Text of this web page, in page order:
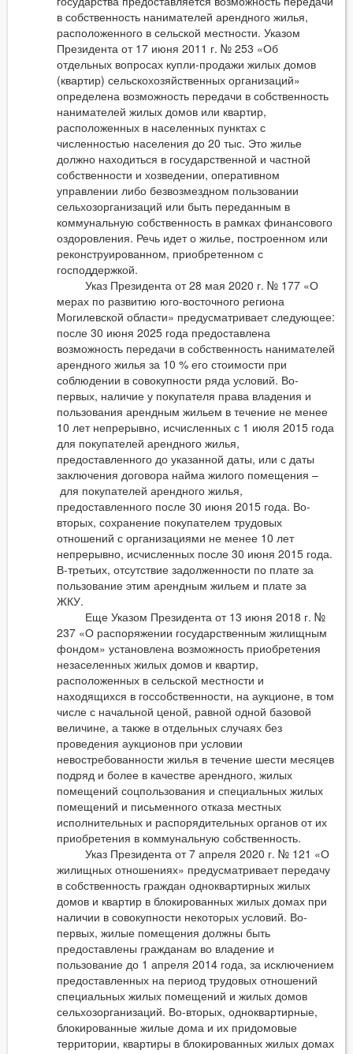
в собственность нанимателей арендного жилья,
расположенного в сельской местности. Указом
Президента от 17 июня 2011 г. № 253 «Об
отдельных вопросах купли-продажи жилых домов
(квартир) сельскохозяйственных организаций»
определена возможность передачи в собственность
нанимателей жилых домов или квартир,
расположенных в населенных пунктах с
численностью населения до 20 тыс. Это жилье
должно находиться в государственной и частной
собственности и хозведении, оперативном
управлении либо безвозмездном пользовании
сельхозорганизаций или быть переданным в
коммунальную собственность в рамках финансового
оздоровления. Речь идет о жилье, построенном или
реконструированном, приобретенном с
господдержкой.
Указ Президента от 28 мая 2020 г. № 177 «О
мерах по развитию юго-восточного региона
Могилевской области» предусматривает следующее:
после 30 июня 2025 года предоставлена
возможность передачи в собственность нанимателей
арендного жилья за 10 % его стоимости при
соблюдении в совокупности ряда условий. Во-
первых, наличие у покупателя права владения и
пользования арендным жильем в течение не менее
10 лет непрерывно, исчисленных с 1 июля 2015 года
для покупателей арендного жилья,
предоставленного до указанной даты, или с даты
заключения договора найма жилого помещения –
для покупателей арендного жилья,
предоставленного после 30 июня 2015 года. Во-
вторых, сохранение покупателем трудовых
отношений с организациями не менее 10 лет
непрерывно, исчисленных после 30 июня 2015 года.
В-третьих, отсутствие задолженности по плате за
пользование этим арендным жильем и плате за
ЖКУ.
Еще Указом Президента от 13 июня 2018 г. №
237 «О распоряжении государственным жилищным
фондом» установлена возможность приобретения
незаселенных жилых домов и квартир,
расположенных в сельской местности и
находящихся в госсобственности, на аукционе, в том
числе с начальной ценой, равной одной базовой
величине, а также в отдельных случаях без
проведения аукционов при условии
невостребованности жилья в течение шести месяцев
подряд и более в качестве арендного, жилых
помещений соцпользования и специальных жилых
помещений и письменного отказа местных
исполнительных и распорядительных органов от их
приобретения в коммунальную собственность.
Указ Президента от 7 апреля 2020 г. № 121 «О
жилищных отношениях» предусматривает передачу
в собственность граждан одноквартирных жилых
домов и квартир в блокированных жилых домах при
наличии в совокупности некоторых условий. Во-
первых, жилые помещения должны быть
предоставлены гражданам во владение и
пользование до 1 апреля 2014 года, за исключением
предоставленных на период трудовых отношений
специальных жилых помещений и жилых домов
сельхозорганизаций. Во-вторых, одноквартирные,
блокированные жилые дома и их придомовые
территории, квартиры в блокированных жилых домах